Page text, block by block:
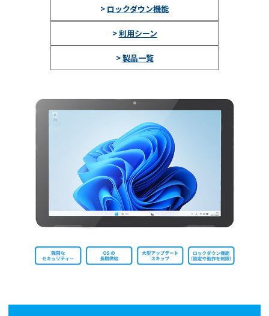
> ロックダウン機能
>利用シーン
>製品一覧